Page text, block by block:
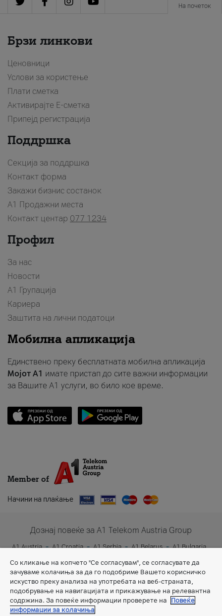
На почеток
Брзи линкови
Ценовници
Услови за користење
Плати сметка
Активирајте Е-сметка
Припејд регистрација
Поддршка
Секција за поддршка
Контакт форма
Закажи бизнис состанок
A1 Продажни места
Контакт центар 077 1234
Профил
За нас
Новости
А1 Групација
Кариера
Заштита на лични податоци
Мобилна апликација
Единствено преку бесплатната мобилна апликација
Мојот A1 имате пристап до сите важни информации
за Вашите A1 услуги, во било кое време.
Member of
Начини на плаќање
Дознај повеќе за A1 Telekom Austria Group
A1 Austria A1 Croatia A1 Serbia A1 Belarus
A1 Bulgaria
A1 Slovenia
A1 Digital
Со кликање на копчето "Се согласувам", се согласувате да
зачуваме колачиња за да го подобриме Вашето корисничко
искуство преку анализа на употребата на веб-страната,
подобрување на навигацијата и прикажување на релевантна
содржина. За повеќе информации проверете на
Повеќе
информации за колачиња